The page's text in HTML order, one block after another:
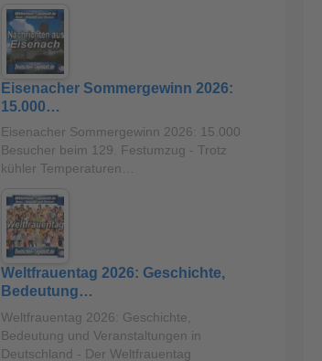
Eisenacher Sommergewinn 2026:
15.000…
Eisenacher Sommergewinn 2026: 15.000
Besucher beim 129. Festumzug - Trotz
kühler Temperaturen…
Weltfrauentag 2026: Geschichte,
Bedeutung…
Weltfrauentag 2026: Geschichte,
Bedeutung und Veranstaltungen in
Deutschland - Der Weltfrauentag